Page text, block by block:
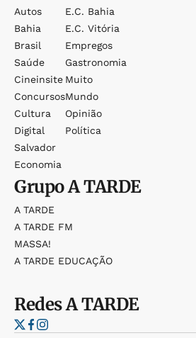
Autos
Bahia
Brasil
Saúde
Cineinsite
Concursos
Cultura
Digital
Salvador
Economia
E.c. Bahia
E.c. Vitória
Empregos
Gastronomia
Muito
Mundo
Opinião
Política
GrupoA TARDE
A TARDE
A TARDE FM
MASSA!
A TARDE EDUCAÇÃO
RedesA TARDE